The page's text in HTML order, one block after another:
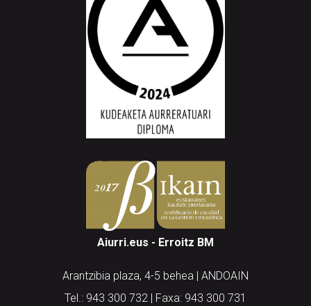
Aiurri.eus - Erroitz BM
Arantzibia plaza, 4-5 behea | ANDOAIN
Tel.: 943 300 732 | Faxa: 943 300 731